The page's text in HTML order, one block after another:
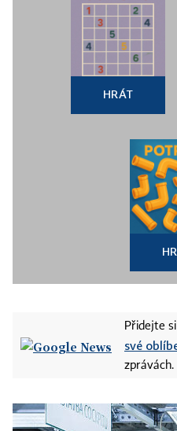
HRÁT
Přidejte
své
zprávách.